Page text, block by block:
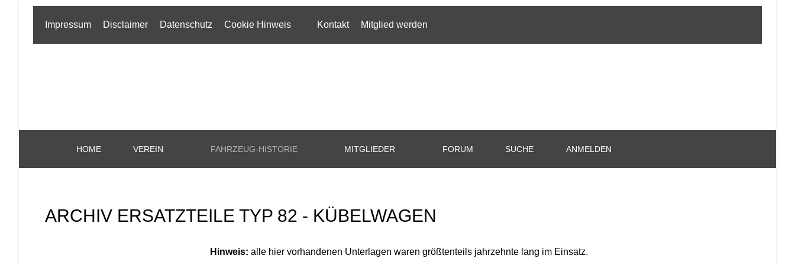
Impressum Disclaimer Datenschutz Cookie Hinweis Kontakt Mitglied werden
HOME VEREIN FAHRZEUG-HISTORIE MITGLIEDER FORUM SUCHE ANMELDEN
ARCHIV ERSATZTEILE TYP 82 - KÜBELWAGEN
Hinweis: alle hier vorhandenen Unterlagen waren größtenteils jahrzehnte lang im Einsatz.